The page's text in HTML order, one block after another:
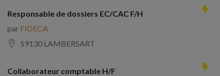
Responsable de dossiers EC/CAC F/H
par FIDECA
59130 LAMBERSART
Collaborateur comptable H/F